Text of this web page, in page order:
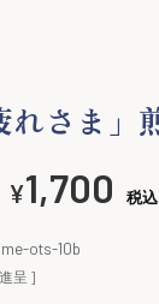
れさま」
¥1,700 税込
me-ots-10b
呈 ]